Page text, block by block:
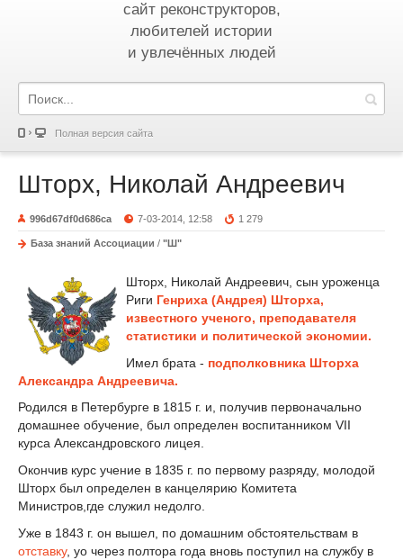
сайт реконструкторов,
любителей истории
и увлечённых людей
Полная версия сайта
Шторх, Николай Андреевич
996d67df0d686ca 7-03-2014, 12:58 1 279
База знаний Ассоциации / "Ш"
Шторх, Николай Андреевич, сын уроженца
Риги Генриха (Андрея) Шторха,
известного ученого, преподавателя
статистики и политической экономии.
Имел брата - подполковника Шторха
Александра Андреевича.
Родился в Петербурге в 1815 г. и, получив первоначально
домашнее обучение, был определен воспитанником VII
курса Александровского лицея.
Окончив курс учение в 1835 г. по первому разряду, молодой
Шторх был определен в канцелярию Комитета
Министров,где служил недолго.
Уже в 1843 г. он вышел, по домашним обстоятельствам в
отставку, yо через полтора года вновь поступил на службу в